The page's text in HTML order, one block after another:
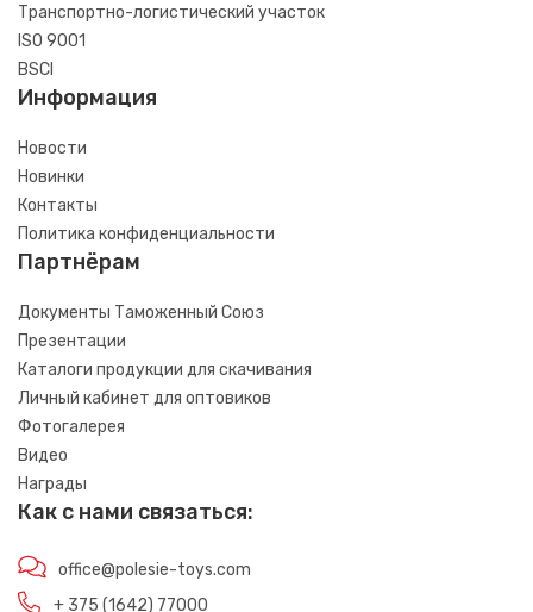
Транспортно-логистический участок
ISO 9001
BSCI
Информация
Новости
Новинки
Контакты
Политика конфиденциальности
Партнёрам
Документы Таможенный Союз
Презентации
Каталоги продукции для скачивания
Личный кабинет для оптовиков
Фотогалерея
Видео
Награды
Как с нами связаться:
office@polesie-toys.com
+ 375 (1642) 77000